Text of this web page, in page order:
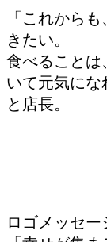
「これから
きたい。
食べることは
いて元気にな
と店長。
ロゴメッセー